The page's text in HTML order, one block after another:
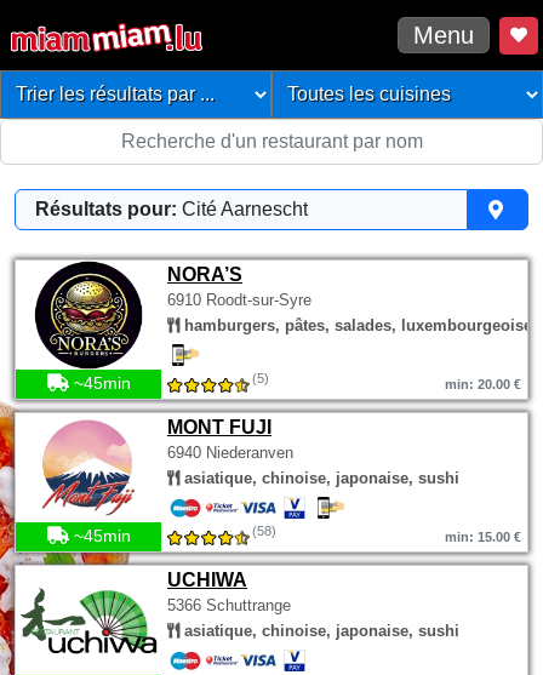
Menu
Résultats pour: Cité Aarnescht
NORA’S
6910 Roodt-sur-Syre
hamburgers, pâtes, salades, luxembourgeoise
~45min (5) min: 20.00 €
MONT FUJI
6940 Niederanven
asiatique, chinoise, japonaise, sushi
~45min (58) min: 15.00 €
UCHIWA
5366 Schuttrange
asiatique, chinoise, japonaise, sushi